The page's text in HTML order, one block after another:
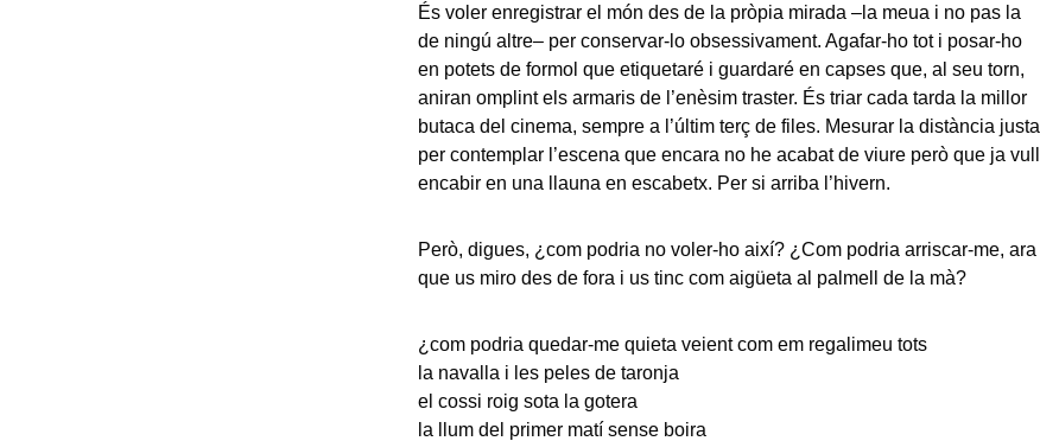
És voler enregistrar el món des de la pròpia mirada –la meua i no pas la
de ningú altre– per conservar-lo obsessivament. Agafar-ho tot i posar-ho
en potets de formol que etiquetaré i guardaré en capses que, al seu torn,
aniran omplint els armaris de l’enèsim traster. És triar cada tarda la millor
butaca del cinema, sempre a l’últim terç de files. Mesurar la distància justa
per contemplar l’escena que encara no he acabat de viure però que ja vull
encabir en una llauna en escabetx. Per si arriba l’hivern.
Però, digues, ¿com podria no voler-ho així? ¿Com podria arriscar-me, ara
que us miro des de fora i us tinc com aigüeta al palmell de la mà?
¿com podria quedar-me quieta veient com em regalimeu tots
la navalla i les peles de taronja
el cossi roig sota la gotera
la llum del primer matí sense boira